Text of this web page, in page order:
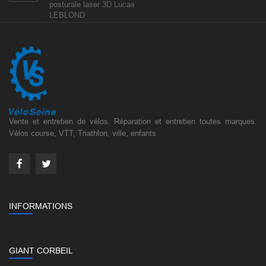
posturale laser 3D Lucas
LEBLOND
Vente et entretien de vélos. Réparation et entretien toutes marques.
Vélos course, VTT, Triathlon, ville, enfants
INFORMATIONS
GIANT CORBEIL